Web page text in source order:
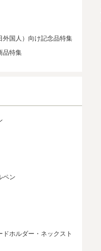
外国人）向け記念品特集
品特集
ペン
ホルダー・ネックスト